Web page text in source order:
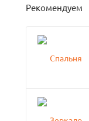
Рекомендуем